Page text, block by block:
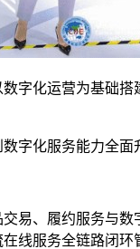
字化运营为基础
字化服务能力全面
易、履约服务与
线服务全链路闭环